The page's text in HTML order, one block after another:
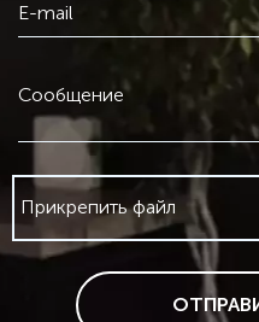
E-mail
Сообщение
Прикрепить файл